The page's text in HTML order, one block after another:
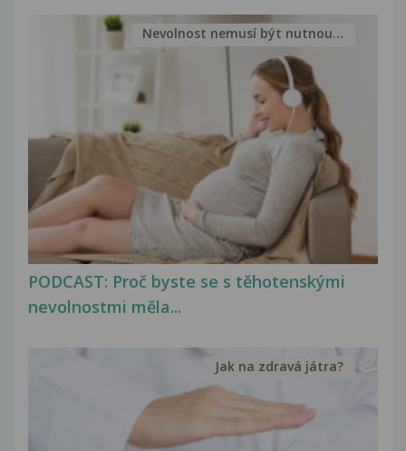
PODCAST: Proč byste se s těhotenskými
nevolnostmi měla...
Nevolnost nemusí být nutnou...
Jak na zdravá játra?